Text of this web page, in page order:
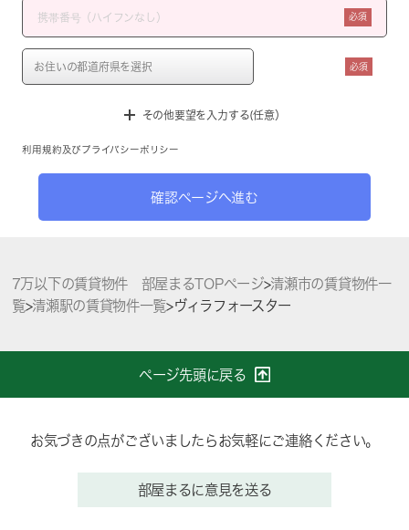
必須
必須
その他要望を入力する(任意）
利用規約 及び プライバシーポリシー
確認ページへ進む
7万以下の賃貸物件 部屋まるTOPページ>清瀬市の賃貸物件一
覧>清瀬駅の賃貸物件一覧>ヴィラフォースター
ページ先頭に戻る
お気づきの点がございましたらお気軽にご連絡ください。
部屋まるに意見を送る